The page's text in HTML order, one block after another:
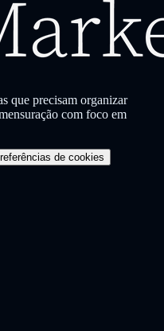
que precisam organizar
com foco em
de cookies